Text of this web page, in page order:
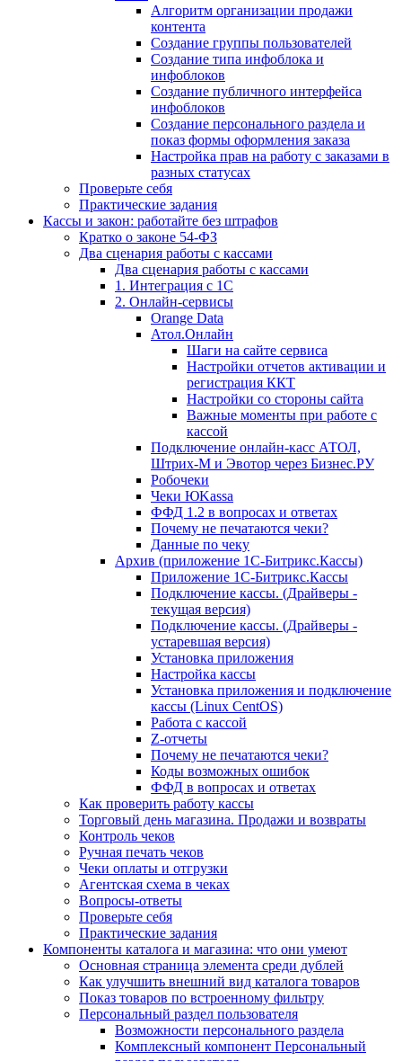
Алгоритм организации продажи
контента
Создание группы пользователей
Создание типа инфоблока и
инфоблоков
Создание публичного интерфейса
инфоблоков
Создание персонального раздела и
показ формы оформления заказа
Настройка прав на работу с заказами в
разных статусах
Проверьте себя
Практические задания
Кассы и закон: работайте без штрафов
Кратко о законе 54-ФЗ
Два сценария работы с кассами
Два сценария работы с кассами
1. Интеграция с 1С
2. Онлайн-сервисы
Orange Data
Атол.Онлайн
Шаги на сайте сервиса
Настройки отчетов активации и
регистрация ККТ
Настройки со стороны сайта
Важные моменты при работе с
кассой
Подключение онлайн-касс АТОЛ,
Штрих-М и Эвотор через Бизнес.РУ
Робочеки
Чеки ЮKassa
ФФД 1.2 в вопросах и ответах
Почему не печатаются чеки?
Данные по чеку
Архив (приложение 1С-Битрикс.Кассы)
Приложение 1С-Битрикс.Кассы
Подключение кассы. (Драйверы -
текущая версия)
Подключение кассы. (Драйверы -
устаревшая версия)
Установка приложения
Настройка кассы
Установка приложения и подключение
кассы (Linux CentOS)
Работа с кассой
Z-отчеты
Почему не печатаются чеки?
Коды возможных ошибок
ФФД в вопросах и ответах
Как проверить работу кассы
Торговый день магазина. Продажи и возвраты
Контроль чеков
Ручная печать чеков
Чеки оплаты и отгрузки
Агентская схема в чеках
Вопросы-ответы
Проверьте себя
Практические задания
Компоненты каталога и магазина: что они умеют
Основная страница элемента среди дублей
Как улучшить внешний вид каталога товаров
Показ товаров по встроенному фильтру
Персональный раздел пользователя
Возможности персонального раздела
Комплексный компонент Персональный